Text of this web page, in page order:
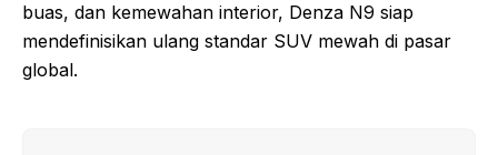
buas, dan kemewahan interior, Denza N9 siap
mendefinisikan ulang standar SUV mewah di pasar
global.